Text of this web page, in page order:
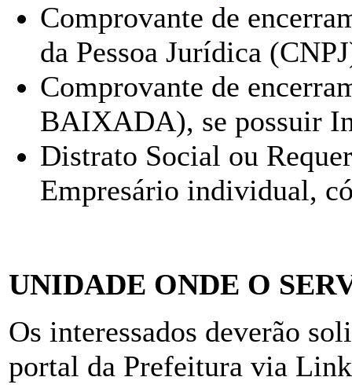
Comprovante de
da Pessoa Jurídica
Comprovante de
BAIXADA), se possuir
Distrato Social ou
Empresário individual,
UNIDADE ONDE O
Os interessados deverão
portal da Prefeitura via